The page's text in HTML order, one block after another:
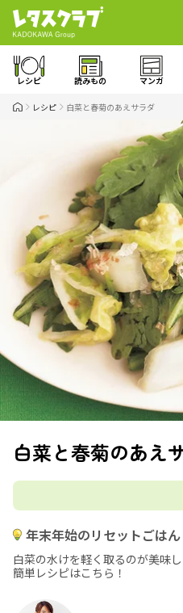
レシピ 読みもの マンガ
レシピ 白菜と春菊のあえサラダ
白菜と春菊のあえ
年末年始のリセットごはん
白菜の水けを軽く取るのが美味
簡単レシピはこちら！